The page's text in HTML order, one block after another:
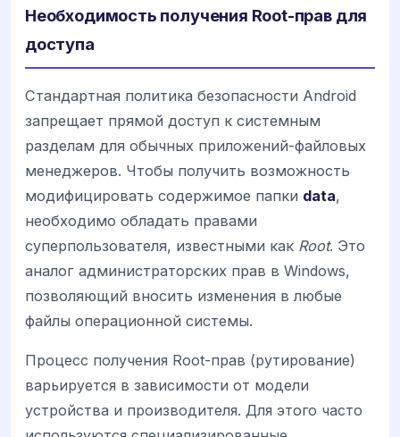
Необходимость получения Root-прав для
доступа
Стандартная политика безопасности Android
запрещает прямой доступ к системным
разделам для обычных приложений-файловых
менеджеров. Чтобы получить возможность
модифицировать содержимое папки data,
необходимо обладать правами
суперпользователя, известными как Root. Это
аналог администраторских прав в Windows,
позволяющий вносить изменения в любые
файлы операционной системы.
Процесс получения Root-прав (рутирование)
варьируется в зависимости от модели
устройства и производителя. Для этого часто